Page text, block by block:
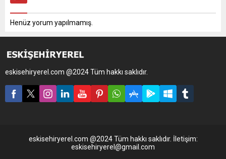
Henüz yorum yapılmamış.
eskisehiryerel.com @2024 Tüm hakkı saklıdır.
eskisehiryerel.com @2024 Tüm hakkı saklıdır. İletişim:
eskisehiryerel@gmail.com